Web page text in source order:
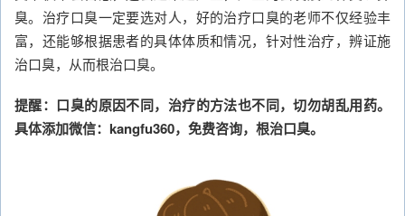
臭。治疗口臭一定要选对人，好的治疗口臭的老师不仅经验丰
富，还能够根据患者的具体体质和情况，针对性治疗，辨证施
治口臭，从而根治口臭。
提醒：口臭的原因不同，治疗的方法也不同，切勿胡乱用药。
具体添加微信：kangfu360，免费咨询，根治口臭。